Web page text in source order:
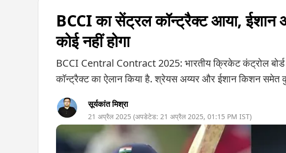
BCCI का सेंट्रल कॉन्ट्रैक्ट आया, ईशान
कोई नहीं होगा
BCCI Central Contract 2025: भारतीय क्रिकेट कंट्रोल
कॉन्ट्रैक्ट का ऐलान किया है. श्रेयस अय्यर और ईशान किशन समेत
सूर्यकांत मिश्रा
21 अप्रैल 2025 (अपडेटेड: 21 अप्रैल 2025, 01:15 PM IST)